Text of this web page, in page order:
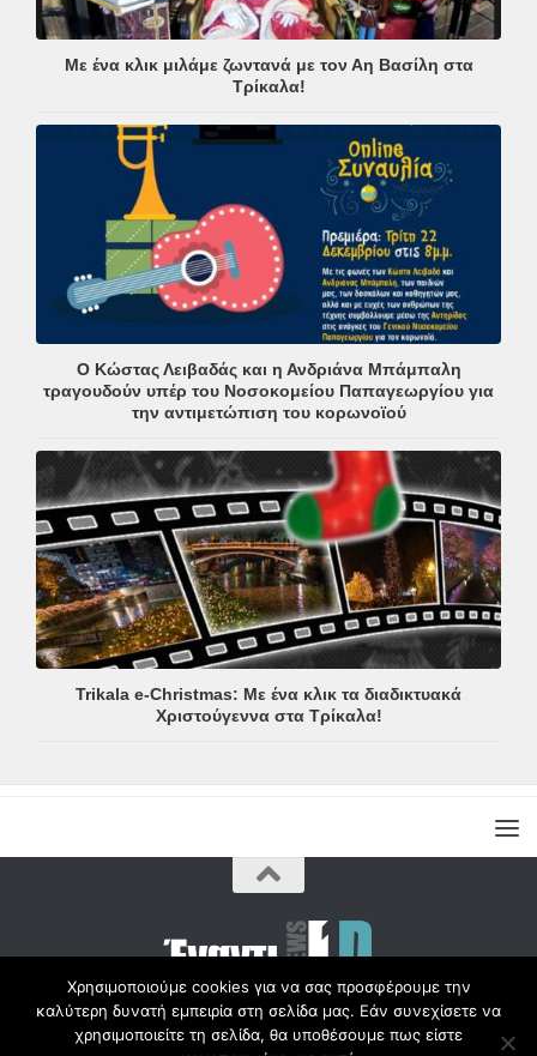
Με ένα κλικ μιλάμε ζωντανά με τον Αη Βασίλη στα
Τρίκαλα!
Ο Κώστας Λειβαδάς και η Ανδριάνα Μπάμπαλη
τραγουδούν υπέρ του Νοσοκομείου Παπαγεωργίου για
την αντιμετώπιση του κορωνοϊού
Trikala e-Christmas: Με ένα κλικ τα διαδικτυακά
Χριστούγεννα στα Τρίκαλα!
Copyright © Radio1d.gr 2012-2017 |
Χρησιμοποιούμε cookies για να σας προσφέρουμε την
καλύτερη δυνατή εμπειρία στη σελίδα μας. Εάν συνεχίσετε να
χρησιμοποιείτε τη σελίδα, θα υποθέσουμε πως είστε